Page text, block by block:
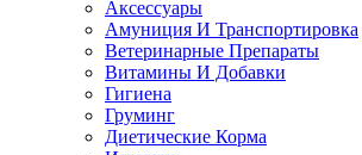
Аксессуары
Амуниция И Транспортировка
Ветеринарные Препараты
Витамины И Добавки
Гигиена
Груминг
Диетические Корма